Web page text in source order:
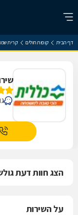
דף הבית קופות חולים קרית
הצג חוות דעת
על השירות